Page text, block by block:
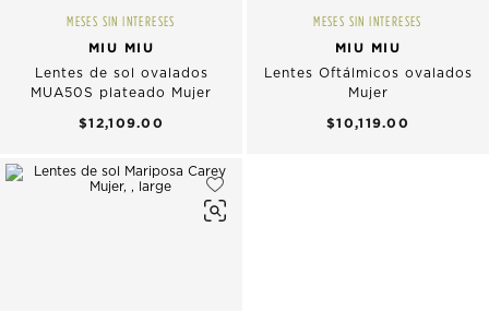
MESES SIN INTERESES
MIU MIU
Lentes de sol ovalados
MUA50S plateado Mujer
$12,109.00
MESES SIN INTERESES
MIU MIU
Lentes Oftálmicos ovalados
Mujer
$10,119.00